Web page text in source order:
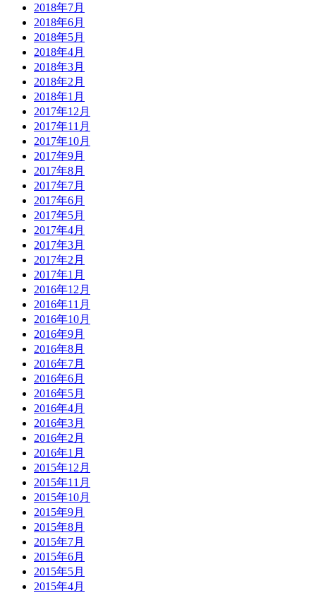
2018年7月
2018年6月
2018年5月
2018年4月
2018年3月
2018年2月
2018年1月
2017年12月
2017年11月
2017年10月
2017年9月
2017年8月
2017年7月
2017年6月
2017年5月
2017年4月
2017年3月
2017年2月
2017年1月
2016年12月
2016年11月
2016年10月
2016年9月
2016年8月
2016年7月
2016年6月
2016年5月
2016年4月
2016年3月
2016年2月
2016年1月
2015年12月
2015年11月
2015年10月
2015年9月
2015年8月
2015年7月
2015年6月
2015年5月
2015年4月